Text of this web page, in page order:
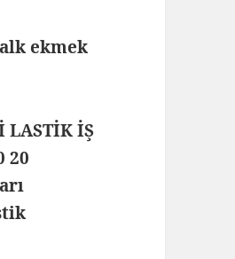
ekmek
LASTİK İŞ
20